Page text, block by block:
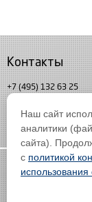
Контакты
+7 (495) 132 63 25
Наш сайт
аналитики
сайта).
с политикой
использования